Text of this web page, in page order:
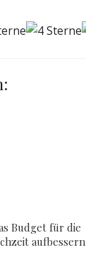
Budget für die
aufbessern